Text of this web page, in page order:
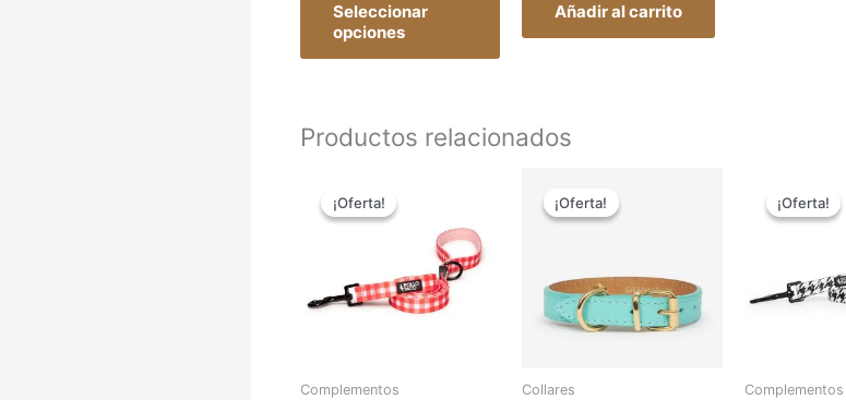
Seleccionar
opciones
Añadir al carrito
Productos relacionados
¡Oferta!
¡Oferta!
Complementos
precio
original
15,54 €.
¡Oferta!
¡Oferta!
Collares
precio
original
producto
variantes.
pueden
¡Oferta!
¡Oferta!
Complementos
precio
original